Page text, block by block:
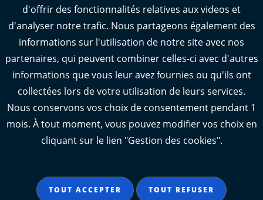
Webcams : Oléron info trafic
Manger 17
L'Observatoire des territoires de Charente-
Maritime
Accessibilité : partiellement conforme
d'offrir des fonctionnalités relatives aux videos et
d'analyser notre trafic. Nous partageons également des
informations sur l'utilisation de notre site avec nos
partenaires, qui peuvent combiner celles-ci avec d'autres
informations que vous leur avez fournies ou qu'ils ont
collectées lors de votre utilisation de leurs services.
Nous conservons vos choix de consentement pendant 1
mois. À tout moment, vous pouvez modifier vos choix en
cliquant sur le lien "Gestion des cookies".
TOUT ACCEPTER TOUT REFUSER